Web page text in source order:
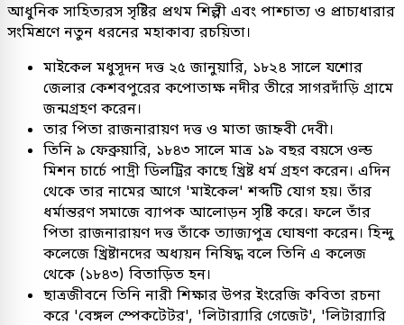
আধুনিক সাহিত্যরস সৃষ্টির প্রথম শিল্পী এবং পাশ্চাত্য ও প্রাচ্যধারার
সংমিশ্রণে নতুন ধরনের মহাকাব্য রচয়িতা।
মাইকেল মধুসূদন দত্ত ২৫ জানুয়ারি, ১৮২৪ সালে যশোর
জেলার কেশবপুরের কপোতাক্ষ নদীর তীরে সাগরদাঁড়ি গ্রামে
জন্মগ্রহণ করেন।
তার পিতা রাজনারায়ণ দত্ত ও মাতা জাহ্নবী দেবী।
তিনি ৯ ফেব্রুয়ারি, ১৮৪৩ সালে মাত্র ১৯ বছর বয়সে ওল্ড
মিশন চার্চে পাদ্রী ডিলট্রির কাছে খ্রিষ্ট ধর্ম গ্রহণ করেন। এদিন
থেকে তার নামের আগে 'মাইকেল' শব্দটি যোগ হয়। তাঁর
ধর্মান্তরণ সমাজে ব্যাপক আলোড়ন সৃষ্টি করে। ফলে তাঁর
পিতা রাজনারায়ণ দত্ত তাঁকে ত্যাজ্যপুত্র ঘোষণা করেন। হিন্দু
কলেজে খ্রিষ্টানদের অধ্যয়ন নিষিদ্ধ বলে তিনি এ কলেজ
থেকে (১৮৪৩) বিতাড়িত হন।
ছাত্রজীবনে তিনি নারী শিক্ষার উপর ইংরেজি কবিতা রচনা
করে 'বেঙ্গল স্পেকটেটর', 'লিটার‍্যারি গেজেট', 'লিটার‍্যারি